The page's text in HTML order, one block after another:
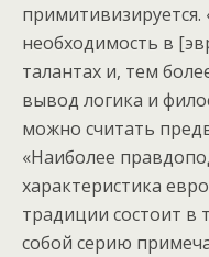
необходимость в
талантах и, тем
вывод логика и
можно считать
«Наиболее
характеристика
традиции состоит в
собой серию